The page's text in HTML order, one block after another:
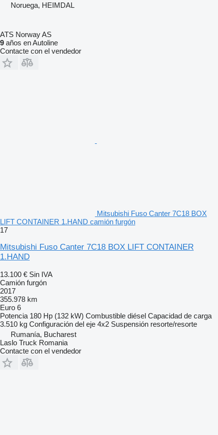
Noruega, HEIMDAL
ATS Norway AS
9 años en Autoline
Contacte con el vendedor
Mitsubishi Fuso Canter 7C18 BOX
LIFT CONTAINER 1.HAND camión furgón
17
Mitsubishi Fuso Canter 7C18 BOX LIFT CONTAINER
1.HAND
13.100 € Sin IVA
Camión furgón
2017
355.978 km
Euro 6
Potencia 180 Hp (132 kW) Combustible diésel Capacidad de carga
3.510 kg Configuración del eje 4x2 Suspensión resorte/resorte
Rumanía, Bucharest
Laslo Truck Romania
Contacte con el vendedor